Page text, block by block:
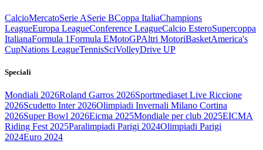
CalcioMercatoSerie ASerie BCoppa ItaliaChampions
LeagueEuropa LeagueConference LeagueCalcio EsteroSupercoppa
ItalianaFormula 1Formula EMotoGPAltri MotoriBasketAmerica's
CupNations LeagueTennisSciVolleyDrive UP
Speciali
Mondiali 2026Roland Garros 2026Sportmediaset Live Riccione
2026Scudetto Inter 2026Olimpiadi Invernali Milano Cortina
2026Super Bowl 2026Eicma 2025Mondiale per club 2025EICMA
Riding Fest 2025Paralimpiadi Parigi 2024Olimpiadi Parigi
2024Euro 2024